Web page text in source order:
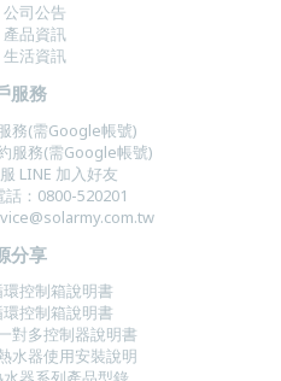
公司公告
產品資訊
生活資訊
服務
務(需Google帳號)
服務(需Google帳號)
LINE 加入好友
： 0800-520201
分享
環控制箱說明書
控制箱說明書
對多控制器說明書
水器使用安裝說明